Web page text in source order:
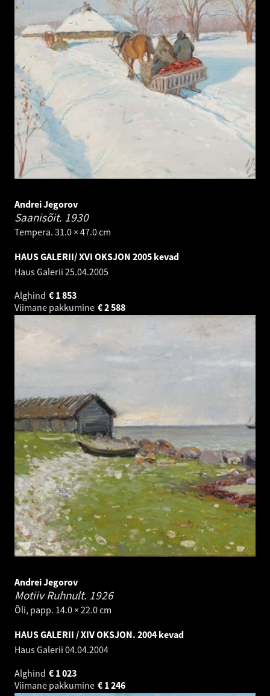
Andrei Jegorov
Saanisõit. 1930
Tempera. 31.0 × 47.0 cm
HAUS GALERII/ XVI OKSJON 2005 kevad
Haus Galerii 25.04.2005
Alghind
1 853
€
Viimane pakkumine
2 588
€
Andrei Jegorov
Motiiv Ruhnult. 1926
Õli, papp. 14.0 × 22.0 cm
HAUS GALERII / XIV OKSJON. 2004 kevad
Haus Galerii 04.04.2004
Alghind
1 023
€
Viimane pakkumine
1 246
€